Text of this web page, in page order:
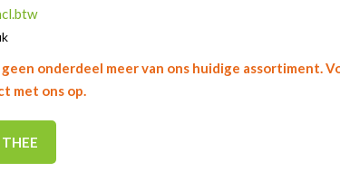
onderdeel meer van ons huidige assortiment.
met ons op.